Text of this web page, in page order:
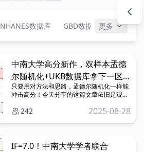
NHANES数据库 GBD数据库 CHARLS
更多
中南大学高分新作，双样本孟德
尔随机化+UKB数据库拿下一区
top！
只要用对方法和思路，孟德尔随机化一样能
冲击高分！今天分享的这篇文章依旧是观察
精神障碍与阿尔茨海默症 (AD)之间的因果关
242 2025-08-28
IF=7.0！中南大学学者联合